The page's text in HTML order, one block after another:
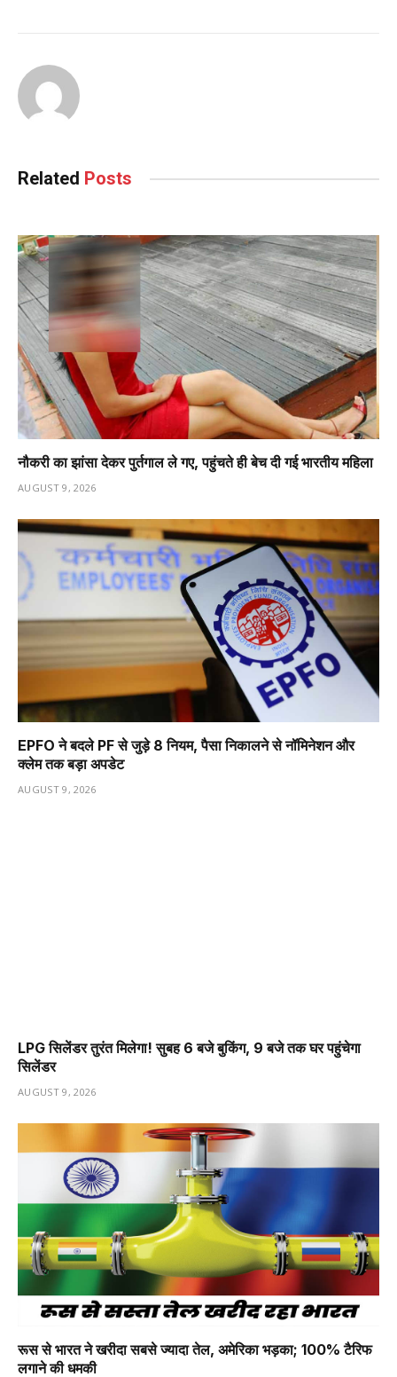
Related Posts
नौकरी का झांसा देकर पुर्तगाल ले गए, पहुंचते ही बेच दी गई भारतीय महिला
AUGUST 9, 2026
EPFO ने बदले PF से जुड़े 8 नियम, पैसा निकालने से नॉमिनेशन और
क्लेम तक बड़ा अपडेट
AUGUST 9, 2026
LPG सिलेंडर तुरंत मिलेगा! सुबह 6 बजे बुकिंग, 9 बजे तक घर पहुंचेगा
सिलेंडर
AUGUST 9, 2026
रूस से भारत ने खरीदा सबसे ज्यादा तेल, अमेरिका भड़का; 100% टैरिफ
लगाने की धमकी